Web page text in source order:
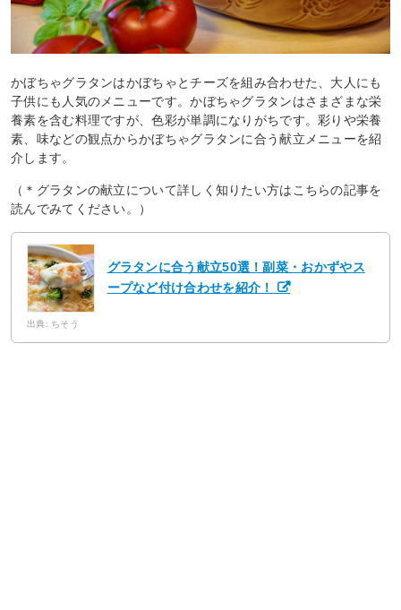
かぼちゃグラタンはかぼちゃとチーズを組み合わせた、大人にも
子供にも人気のメニューです。かぼちゃグラタンはさまざまな栄
養素を含む料理ですが、色彩が単調になりがちです。彩りや栄養
素、味などの観点からかぼちゃグラタンに合う献立メニューを紹
介します。
（＊グラタンの献立について詳しく知りたい方はこちらの記事を
読んでみてください。）
グラタンに合う献立50選！副菜・おかずやス
ープなど付け合わせを紹介！
出典: ちそう